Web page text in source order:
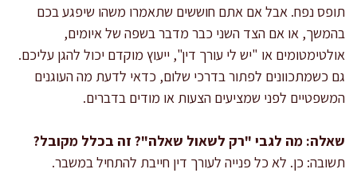
תופס נפח. אבל אם אתם חוששים שתאמרו משהו שיפגע בכם
בהמשך, או אם הצד השני כבר מדבר בשפה של איומים,
אולטימטומים או "יש לי עורך דין", ייעוץ מוקדם יכול להגן עליכם.
גם כשמתכוונים לפתור בדרכי שלום, כדאי לדעת מה העוגנים
המשפטיים לפני שמציעים הצעות או מודים בדברים.
שאלה: מה לגבי "רק לשאול שאלה"? זה בכלל מקובל?
תשובה: כן. לא כל פנייה לעורך דין חייבת להתחיל במשבר.